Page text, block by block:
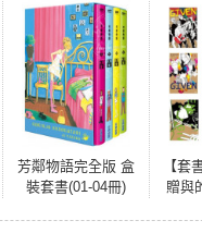
芳鄰物語完全版 盒
裝套書(01-04冊)
【套
贈與